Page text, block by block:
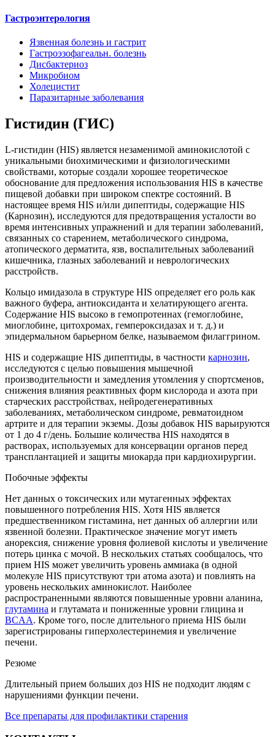
Гастроэнтерология
Язвенная болезнь и гастрит
Гастроэзофагеальн. болезнь
Дисбактериоз
Микробиом
Холецистит
Паразитарные заболевания
Гистидин (ГИС)
L-гистидин (HIS) является незаменимой аминокислотой с
уникальными биохимическими и физиологическими
свойствами, которые создали хорошее теоретическое
обоснование для предложения использования HIS в качестве
пищевой добавки при широком спектре состояний. В
настоящее время HIS и/или дипептиды, содержащие HIS
(Карнозин), исследуются для предотвращения усталости во
время интенсивных упражнений и для терапии заболеваний,
связанных со старением, метаболического синдрома,
атопического дерматита, язв, воспалительных заболеваний
кишечника, глазных заболеваний и неврологических
расстройств.
Кольцо имидазола в структуре HIS определяет его роль как
важного буфера, антиоксиданта и хелатирующего агента.
Содержание HIS высоко в гемопротеинах (гемоглобине,
миоглобине, цитохромах, гемпероксидазах и т. д.) и
эпидермальном барьерном белке, называемом филаггрином.
HIS и содержащие HIS дипептиды, в частности карнозин,
исследуются с целью повышения мышечной
производительности и замедления утомления у спортсменов,
снижения влияния реактивных форм кислорода и азота при
старческих расстройствах, нейродегенеративных
заболеваниях, метаболическом синдроме, ревматоидном
артрите и для терапии экземы. Дозы добавок HIS варьируются
от 1 до 4 г/день. Большие количества HIS находятся в
растворах, используемых для консервации органов перед
трансплантацией и защиты миокарда при кардиохирургии.
Побочные эффекты
Нет данных о токсических или мутагенных эффектах
повышенного потребления HIS. Хотя HIS является
предшественником гистамина, нет данных об аллергии или
язвенной болезни. Практическое значение могут иметь
анорексия, снижение уровня фолиевой кислоты и увеличение
потерь цинка с мочой. В нескольких статьях сообщалось, что
прием HIS может увеличить уровень аммиака (в одной
молекуле HIS присутствуют три атома азота) и повлиять на
уровень нескольких аминокислот. Наиболее
распространенными являются повышенные уровни аланина,
глутамина и глутамата и пониженные уровни глицина и
BCAA. Кроме того, после длительного приема HIS были
зарегистрированы гиперхолестеринемия и увеличение
печени.
Резюме
Длительный прием больших доз HIS не подходит людям с
нарушениями функции печени.
Все препараты для профилактики старения